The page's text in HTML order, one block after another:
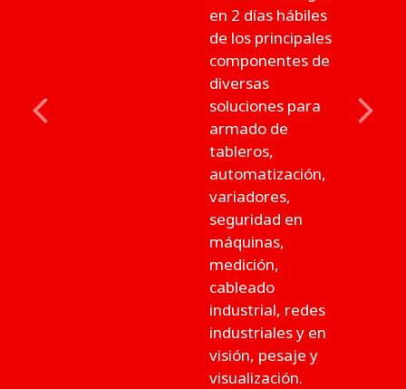
en 2 días hábiles
de los principales
componentes de
diversas
soluciones para
armado de
tableros,
automatización,
variadores,
seguridad en
máquinas,
medición,
cableado
industrial, redes
industriales y en
visión, pesaje y
visualización.
Previous Next